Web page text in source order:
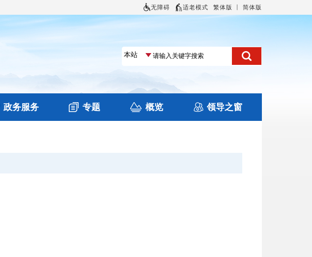
无障碍 适老模式 繁体版 简体版
政务服务 专题 概览 领导之窗